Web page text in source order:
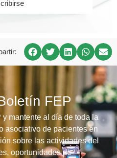
FEP
mantente al día de toda la
asociativo de pacientes en
sobre las actividades del
oportunidades de